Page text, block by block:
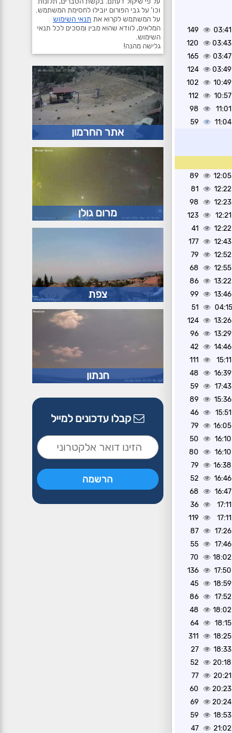
149
120
165
124
102
112
98
59
89
81
98
123
41
177
79
68
86
99
51
124
96
42
111
48
59
89
46
79
50
80
79
52
68
36
119
87
55
70
136
45
86
48
64
311
27
52
77
60
69
59
47
וכו' על גבי הפורום יובילו לחסימת המשתמש.
על המשתמש לקרוא את תנאי השימוש
המלאים, לוודא שהוא מבין ומסכים לכל תנאי
השימוש.
גלישה מהנה!
אתר החרמון
מרום גולן
צפת
חנתון
קבלו עדכונים למייל